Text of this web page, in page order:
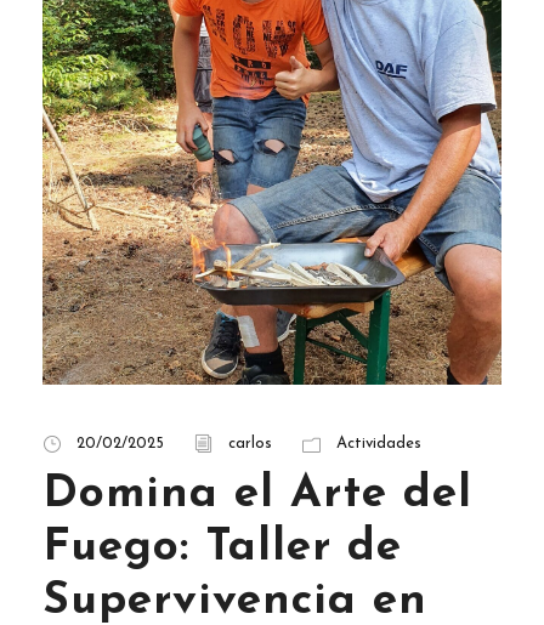
20/02/2025 carlos Actividades
Domina el Arte del
Fuego: Taller de
Supervivencia en